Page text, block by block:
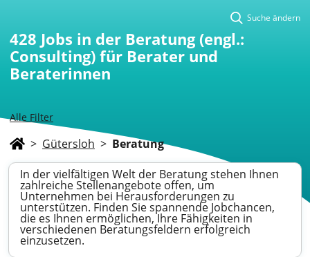
Alle Filter
Suche ändern
428 Jobs in der Beratung (engl.:
Consulting) für Berater und
Beraterinnen
> Gütersloh > Beratung
In der vielfältigen Welt der Beratung stehen Ihnen
zahlreiche Stellenangebote offen, um
Unternehmen bei Herausforderungen zu
unterstützen. Finden Sie spannende Jobchancen,
die es Ihnen ermöglichen, Ihre Fähigkeiten in
verschiedenen Beratungsfeldern erfolgreich
einzusetzen.